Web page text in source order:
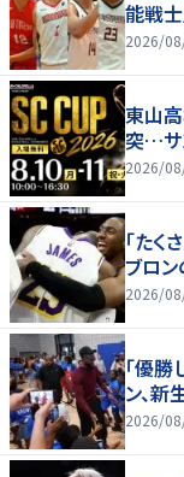
能戦士
2026/
東山
突…サ
2026/
「たく
ブロ
2026/
「優
ン、
2026/